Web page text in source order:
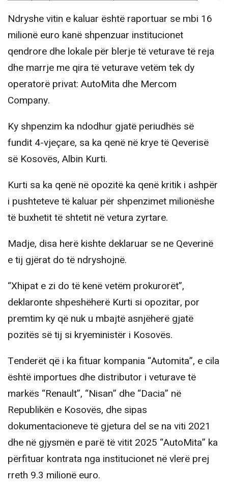
Ndryshe vitin e kaluar është raportuar se mbi 16
milionë euro kanë shpenzuar institucionet
qendrore dhe lokale për blerje të veturave të reja
dhe marrje me qira të veturave vetëm tek dy
operatorë privat: AutoMita dhe Mercom
Company.
Ky shpenzim ka ndodhur gjatë periudhës së
fundit 4-vjeçare, sa ka qenë në krye të Qeverisë
së Kosovës, Albin Kurti.
Kurti sa ka qenë në opozitë ka qenë kritik i ashpër
i pushteteve të kaluar për shpenzimet milionëshe
të buxhetit të shtetit në vetura zyrtare.
Madje, disa herë kishte deklaruar se ne Qeverinë
e tij gjërat do të ndryshojnë.
“Xhipat e zi do të kenë vetëm prokurorët”,
deklaronte shpeshëherë Kurti si opozitar, por
premtim ky që nuk u mbajtë asnjëherë gjatë
pozitës së tij si kryeministër i Kosovës.
Tenderët që i ka fituar kompania “Automita”, e cila
është importues dhe distributor i veturave të
markës “Renault”, “Nisan” dhe “Dacia” në
Republikën e Kosovës, dhe sipas
dokumentacioneve të gjetura del se na viti 2021
dhe në gjysmën e parë të vitit 2025 “AutoMita” ka
përfituar kontrata nga institucionet në vlerë prej
rreth 9.3 milionë euro.